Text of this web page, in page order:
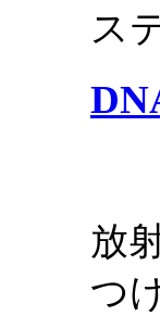
ス
放
つ